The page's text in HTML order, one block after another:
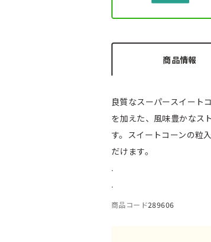
商品情報
良質なスーパースイート
を加えた、風味豊かなス
す。スイートコーンの粒
だけます。
.
.
商品コード289606